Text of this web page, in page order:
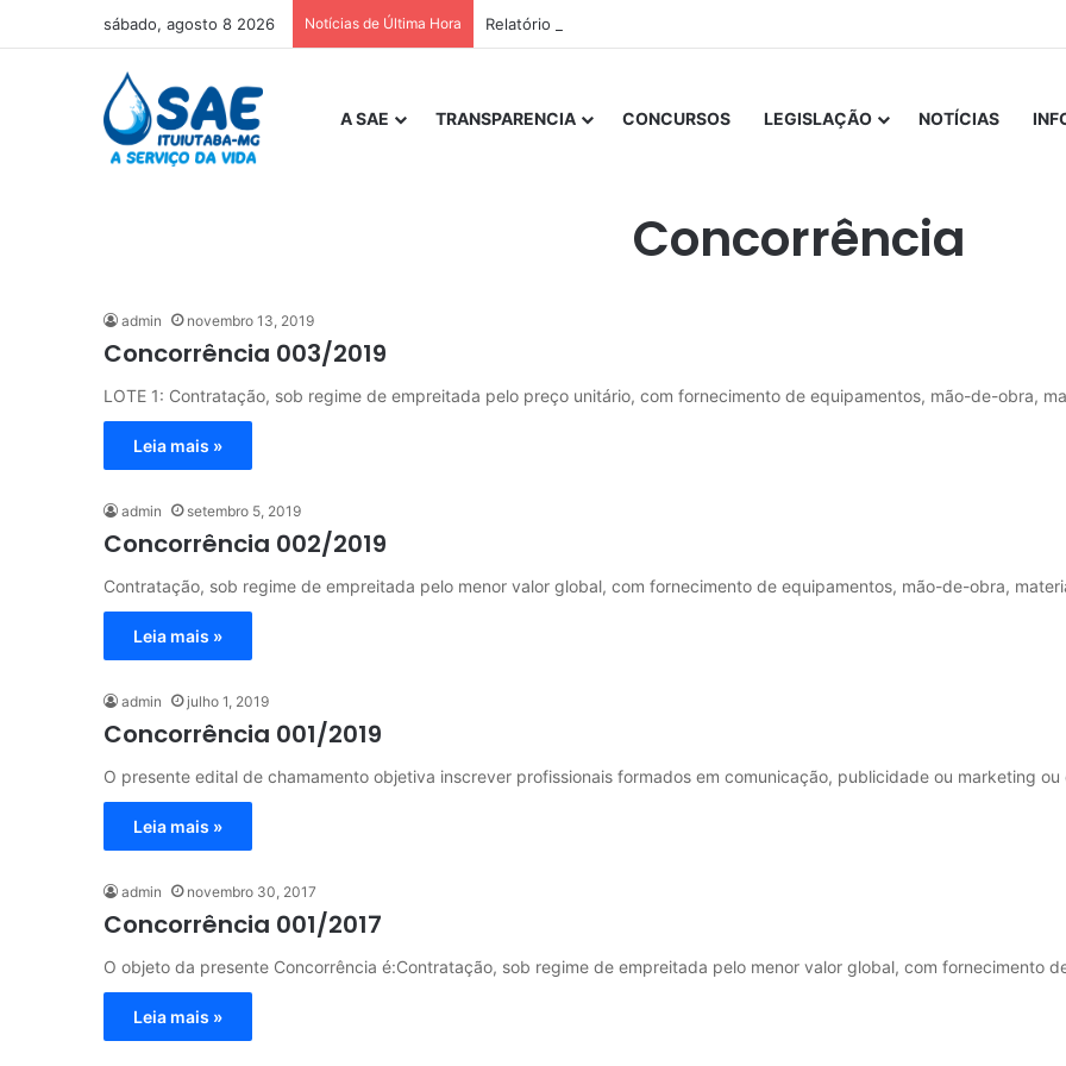
sábado, agosto 8 2026 Notícias de Última Hora Relatório Mensal Janeiro – Qualidade da Água Tratada
A SAE TRANSPARENCIA CONCURSOS LEGISLAÇÃO NOTÍCIAS
Concorrência
admin novembro 13, 2019
Concorrência 003/2019
LOTE 1: Contratação, sob regime de empreitada pelo preço unitário, com fornecimento de equipamentos, mão-de-obra,
Leia mais »
admin setembro 5, 2019
Concorrência 002/2019
Contratação, sob regime de empreitada pelo menor valor global, com fornecimento de equipamentos, mão-de-obra,
Leia mais »
admin julho 1, 2019
Concorrência 001/2019
O presente edital de chamamento objetiva inscrever profissionais formados em comunicação, publicidade ou marketing
Leia mais »
admin novembro 30, 2017
Concorrência 001/2017
O objeto da presente Concorrência é:Contratação, sob regime de empreitada pelo menor valor global, com fornecimento
Leia mais »